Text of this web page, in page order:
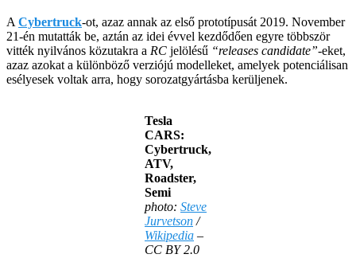
A Cybertruck-ot, azaz annak az első prototípusát 2019. November
21-én mutatták be, aztán az idei évvel kezdődően egyre többször
vitték nyilvános közutakra a RC jelölésű “releases candidate”-eket,
azaz azokat a különböző verziójú modelleket, amelyek potenciálisan
esélyesek voltak arra, hogy sorozatgyártásba kerüljenek.
Tesla
CARS:
Cybertruck,
ATV,
Roadster,
Semi
photo: Steve
Jurvetson /
Wikipedia –
CC BY 2.0